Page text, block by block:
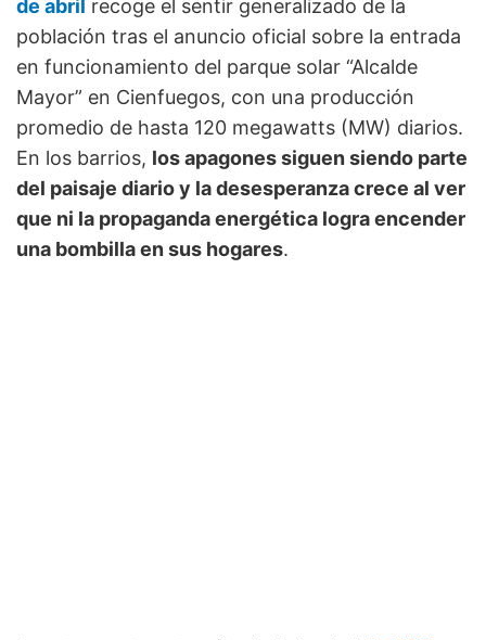
de abril recoge el sentir generalizado de la
población tras el anuncio oficial sobre la entrada
en funcionamiento del parque solar “Alcalde
Mayor” en Cienfuegos, con una producción
promedio de hasta 120 megawatts (MW) diarios.
En los barrios, los apagones siguen siendo parte
del paisaje diario y la desesperanza crece al ver
que ni la propaganda energética logra encender
una bombilla en sus hogares.